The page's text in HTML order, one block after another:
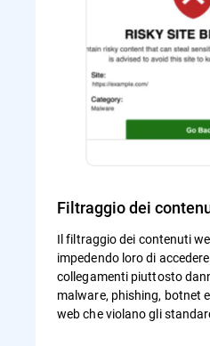
Filtraggio dei
Il filtraggio dei contenuti
impedendo loro di
collegamenti piuttosto
malware, phishing, botnet
web che violano gli